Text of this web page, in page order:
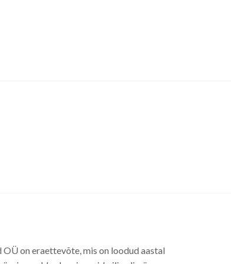
OÜ on eraettevõte, mis on loodud aastal